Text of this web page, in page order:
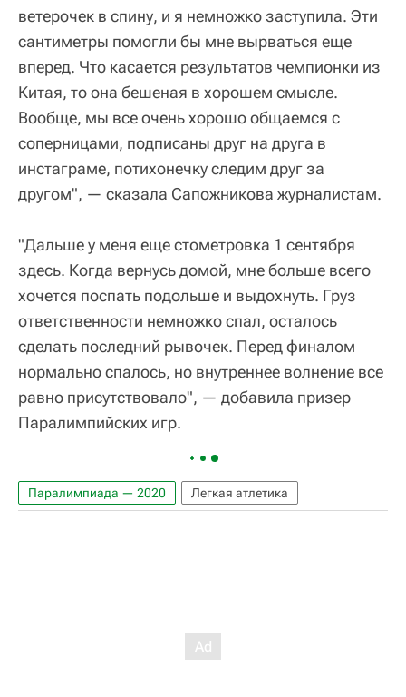
ветерочек в спину, и я немножко заступила. Эти
сантиметры помогли бы мне вырваться еще
вперед. Что касается результатов чемпионки из
Китая, то она бешеная в хорошем смысле.
Вообще, мы все очень хорошо общаемся с
соперницами, подписаны друг на друга в
инстаграме, потихонечку следим друг за
другом", — сказала Сапожникова журналистам.
"Дальше у меня еще стометровка 1 сентября
здесь. Когда вернусь домой, мне больше всего
хочется поспать подольше и выдохнуть. Груз
ответственности немножко спал, осталось
сделать последний рывочек. Перед финалом
нормально спалось, но внутреннее волнение все
равно присутствовало", — добавила призер
Паралимпийских игр.
Паралимпиада — 2020 Легкая атлетика